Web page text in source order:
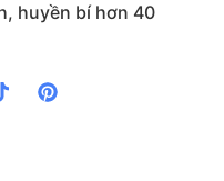
huyền bí hơn 40